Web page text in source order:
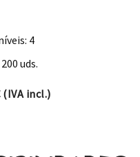
4
uds.
Price range: 21,30 €
(IVA incl.)